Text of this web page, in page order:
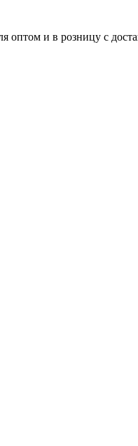
оптом и в розницу с